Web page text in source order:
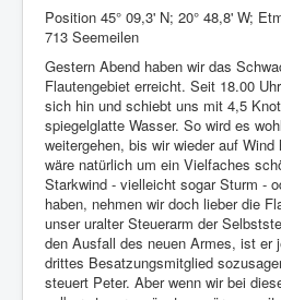
Position 45° 09,3' N; 20° 48,8' W;
713 Seemeilen
Gestern Abend haben wir das
Flautengebiet erreicht. Seit 18.00
sich hin und schiebt uns mit 4,5
spiegelglatte Wasser. So wird es
weitergehen, bis wir wieder auf
wäre natürlich um ein Vielfaches
Starkwind - vielleicht sogar Sturm -
haben, nehmen wir doch lieber die
unser uralter Steuerarm der
den Ausfall des neuen Armes, ist er
drittes Besatzungsmitglied
steuert Peter. Aber wenn wir bei